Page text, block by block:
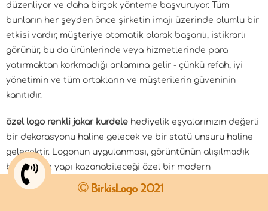
düzenliyor ve daha birçok yönteme başvuruyor. Tüm
bunların her şeyden önce şirketin imajı üzerinde olumlu bir
etkisi vardır, müşteriye otomatik olarak başarılı, istikrarlı
görünür, bu da ürünlerinde veya hizmetlerinde para
yatırmaktan korkmadığı anlamına gelir - çünkü refah, iyi
yönetimin ve tüm ortakların ve müşterilerin güveninin
kanıtıdır.
özel logo renkli jakar kurdele hediyelik eşyalarınızın değerli
bir dekorasyonu haline gelecek ve bir statü unsuru haline
gelecektir. Logonun uygulanması, görüntünün alışılmadık
bir metalik yapı kazanabileceği özel bir modern
teknolojidir. Aynı zamanda, işte size küçük bir sır.
© BirkisLogo 2021